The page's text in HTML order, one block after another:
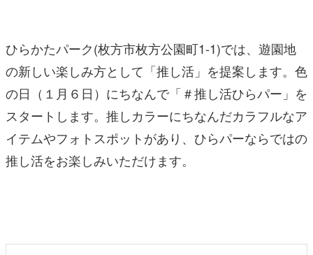
ひらかたパーク(枚方市枚方公園町1-1)では、遊園地
の新しい楽しみ方として「推し活」を提案します。色
の日（１月６日）にちなんで「＃推し活ひらパー」を
スタートします。推しカラーにちなんだカラフルなア
イテムやフォトスポットがあり、ひらパーならではの
推し活をお楽しみいただけます。